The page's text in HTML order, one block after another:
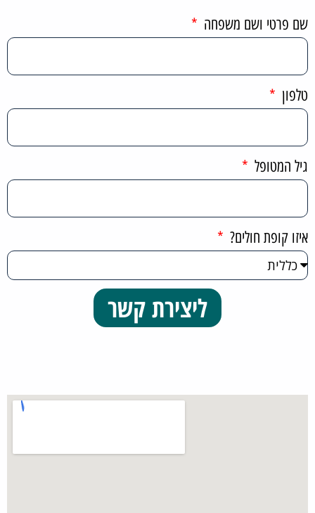
שם פרטי ושם משפחה
טלפון
גיל המטופל
איזו קופת חולים?
ליצירת קשר